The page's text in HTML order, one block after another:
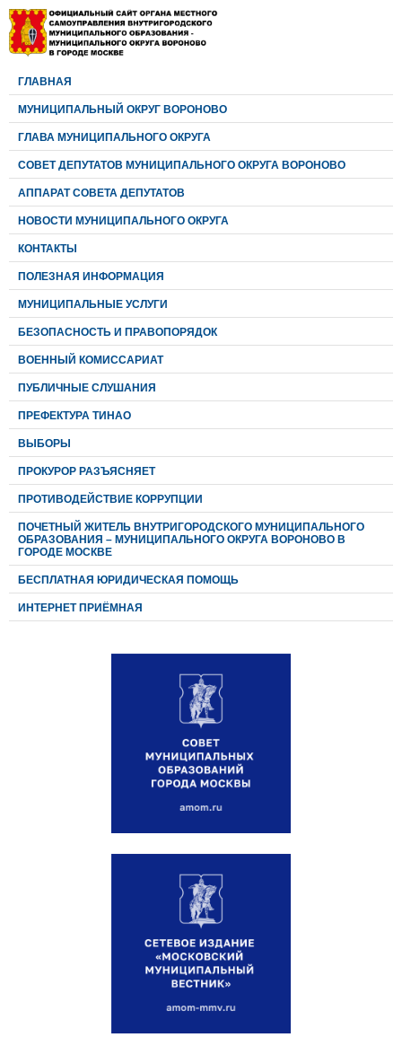
ГЛАВНАЯ
МУНИЦИПАЛЬНЫЙ ОКРУГ ВОРОНОВО
ГЛАВА МУНИЦИПАЛЬНОГО ОКРУГА
CОВЕТ ДЕПУТАТОВ МУНИЦИПАЛЬНОГО ОКРУГА ВОРОНОВО
АППАРАТ СОВЕТА ДЕПУТАТОВ
НОВОСТИ МУНИЦИПАЛЬНОГО ОКРУГА
КОНТАКТЫ
ПОЛЕЗНАЯ ИНФОРМАЦИЯ
МУНИЦИПАЛЬНЫЕ УСЛУГИ
БЕЗОПАСНОСТЬ И ПРАВОПОРЯДОК
ВОЕННЫЙ КОМИССАРИАТ
ПУБЛИЧНЫЕ СЛУШАНИЯ
ПРЕФЕКТУРА ТИНАО
ВЫБОРЫ
ПРОКУРОР РАЗЪЯСНЯЕТ
ПРОТИВОДЕЙСТВИЕ КОРРУПЦИИ
ПОЧЕТНЫЙ ЖИТЕЛЬ ВНУТРИГОРОДСКОГО МУНИЦИПАЛЬНОГО
ОБРАЗОВАНИЯ – МУНИЦИПАЛЬНОГО ОКРУГА ВОРОНОВО В
ГОРОДЕ МОСКВЕ
БЕСПЛАТНАЯ ЮРИДИЧЕСКАЯ ПОМОЩЬ
ИНТЕРНЕТ ПРИЁМНАЯ